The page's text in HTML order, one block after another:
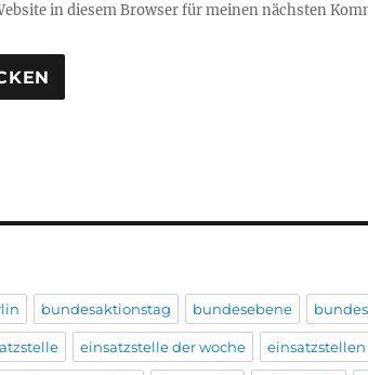
in diesem Browser für meinen nächsten
bundesaktionstag bundesebene
einsatzstelle der woche einsatzstellen